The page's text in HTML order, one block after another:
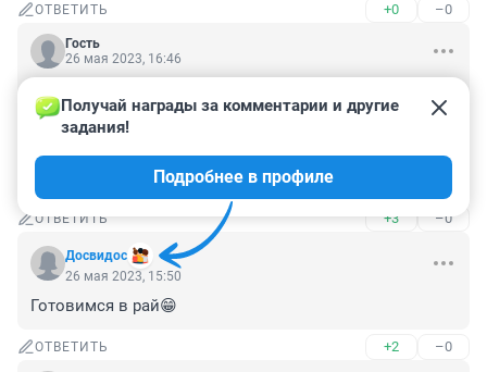
ОТВЕТИТЬ +0 –0
Гость
26 мая 2023, 16:46
Китайцы не будут нас травить радиацией,они нас
задавят количеством!
Китайцев уже 1,5 млрд.человек,
а во всем Забайкалье нет и 1 млн.человек!😀
ОТВЕТИТЬ +3 –0
Досвидос
Получай награды за комментарии и другие
задания!
Подробнее в профиле
26 мая 2023, 15:50
Готовимся в рай😁
ОТВЕТИТЬ +2 –0